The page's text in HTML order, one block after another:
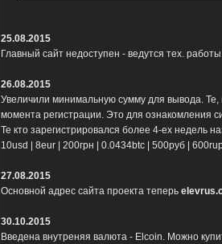
25.08.2015
Главный сайт недоступен - ведутся тех.
26.08.2015
Увеличили минимальную сумму для вывода.
момента регистрации. Это для ознакомления
Те кто зарегистрировался более 4-ех недель
10usd | 8eur | 200грн | 0.0434btc | 500руб |
27.08.2015
Основной адрес сайта проекта теперь
30.10.2015
Введена внутреняя валюта - Elcoin. Можно